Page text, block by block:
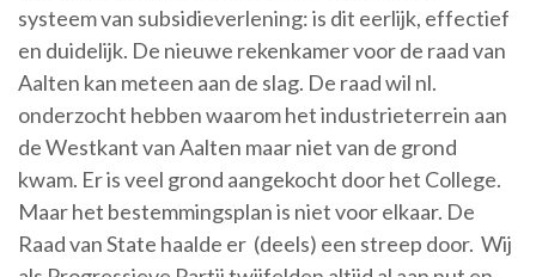
systeem van subsidieverlening: is dit eerlijk, effectief
en duidelijk. De nieuwe rekenkamer voor de raad van
Aalten kan meteen aan de slag. De raad wil nl.
onderzocht hebben waarom het industrieterrein aan
de Westkant van Aalten maar niet van de grond
kwam. Er is veel grond aangekocht door het College.
Maar het bestemmingsplan is niet voor elkaar. De
Raad van State haalde er (deels) een streep door. Wij